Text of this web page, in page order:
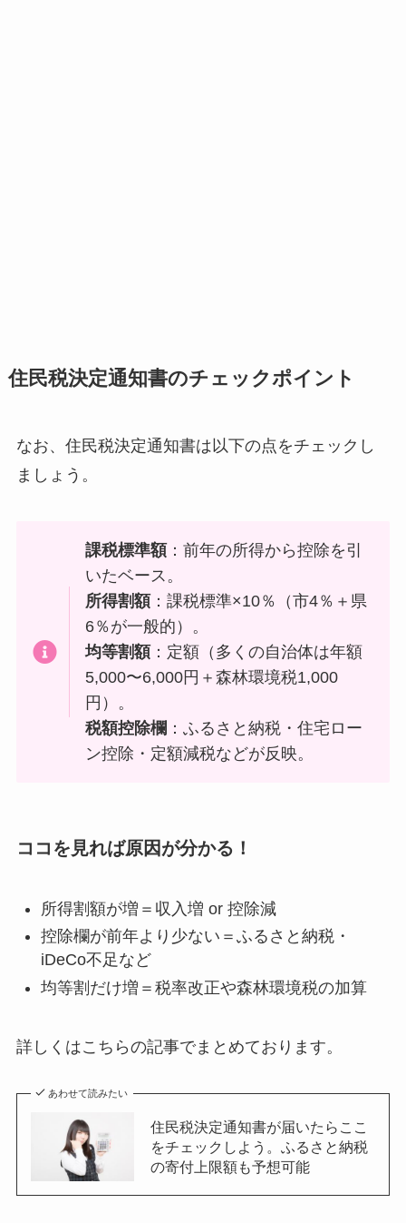
住民税決定通知書のチェックポイント
なお、住民税決定通知書は以下の点をチェックし
ましょう。
課税標準額 ：前年の所得から控除を引
いたベース。
所得割額 ：課税標準×10％（市4％＋県
6％が一般的）。
均等割額 ：定額（多くの自治体は年額
5,000〜6,000円＋森林環境税1,000
円）。
税額控除欄 ：ふるさと納税・住宅ロー
ン控除・定額減税などが反映。
ココを見れば原因が分かる！
所得割額が増＝収入増 or 控除減
控除欄が前年より少ない＝ふるさと納税・
iDeCo不足など
均等割だけ増＝税率改正や森林環境税の加算
詳しくはこちらの記事でまとめております。
あわせて読みたい
住民税決定通知書が届いたらここ
をチェックしよう。ふるさと納税
の寄付上限額も予想可能